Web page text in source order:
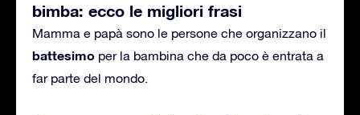
bimba: ecco le migliori frasi
Mamma e papà sono le persone che organizzano il
battesimo per la bambina che da poco è entrata a
far parte del mondo.